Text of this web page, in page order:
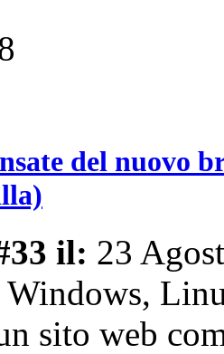
del nuovo
il: 23
sito web